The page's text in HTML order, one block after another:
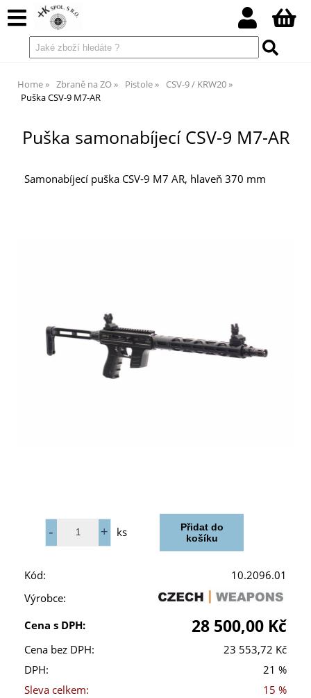
Home Zbraně na ZO Pistole
CSV-9 / KRW20
Puška CSV-9 M7-AR
Puška samonabíjecí CSV-9 M7-AR
Samonabíjecí puška CSV-9 M7 AR, hlaveň 370 mm
ks
Kód:
10.2096.01
Výrobce:
Cena s DPH:
28 500,00 Kč
Cena bez DPH:
23 553,72 Kč
DPH:
21 %
Sleva celkem:
15 %